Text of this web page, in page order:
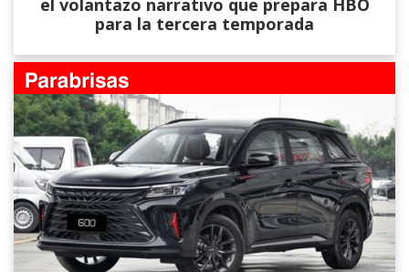
para la tercera temporada